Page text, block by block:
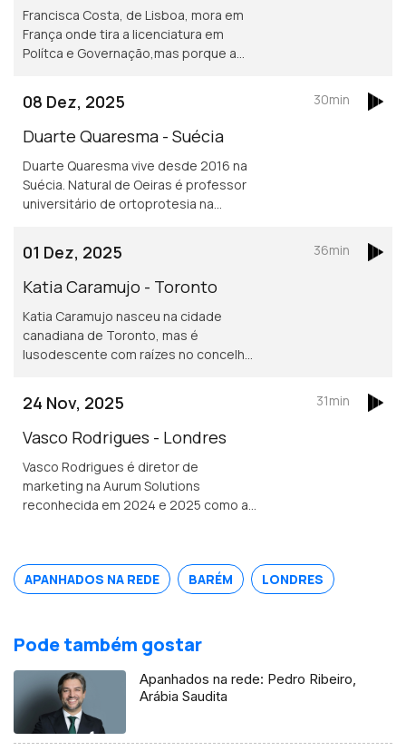
Francisca Costa, de Lisboa, mora em
França onde tira a licenciatura em
Polítca e Governação,mas porque a
Asilo e migração são áreas de
investigação
08 Dez, 2025
Duarte Quaresma - Suécia
Duarte Quaresma vive desde 2016 na
Suécia. Natural de Oeiras é professor
universitário de ortoprotesia na
dispositivos para mover cotovelos e
mãos em pessoas que tenham sofrido
um AVC.
30min
01 Dez, 2025
Katia Caramujo - Toronto
Katia Caramujo nasceu na cidade
canadiana de Toronto, mas é
lusodescente com raízes no concelho
conselheira das comunidades
portuguesas.
36min
24 Nov, 2025
Vasco Rodrigues - Londres
Vasco Rodrigues é diretor de
marketing na Aurum Solutions
reconhecida em 2024 e 2025 como a
Natural de Valpaços é formado em
engenharia e gestão industrial.
31min
APANHADOS NA REDE BARÉM LONDRES
Pode também gostar
Apanhados na rede: Pedro Ribeiro,
Arábia Saudita